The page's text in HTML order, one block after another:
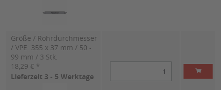
Größe / Rohrdurchmesser
/ VPE: 355 x 37 mm / 50 -
99 mm / 3 Stk.
18,29 € *
Lieferzeit 3 - 5 Werktage